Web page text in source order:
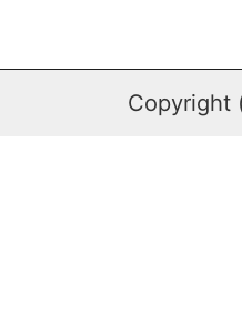
Copyright